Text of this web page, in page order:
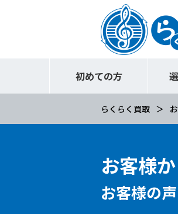
初めての方
らくらく買取
お客様
お客様の声